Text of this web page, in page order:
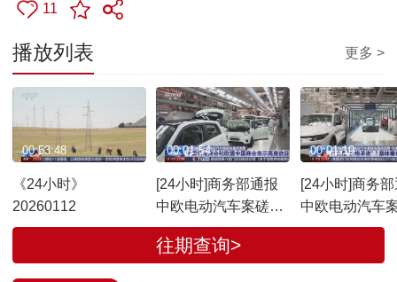
11
播放列表 更多 >
《24小时》
20260112
00:53:48
[24小时]商务部通报
中欧电动汽车案磋商
最新进展 中国机电商
会和欧盟中国商会表
00:01:54
[24小时]商务
中欧电动汽车
最新进展·专家
00:01:19
往期查询>